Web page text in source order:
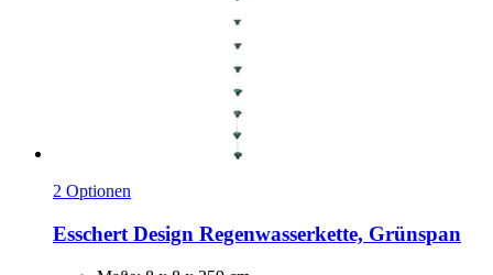
2 Optionen
Esschert Design Regenwasserkette, Grünspan